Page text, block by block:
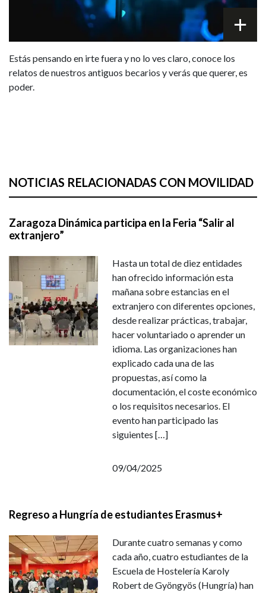
Estás pensando en irte fuera y no lo ves claro, conoce los
relatos de nuestros antiguos becarios y verás que querer, es
poder.
NOTICIAS RELACIONADAS CON MOVILIDAD
Zaragoza Dinámica participa en la Feria “Salir al
extranjero”
Hasta un total de diez entidades
han ofrecido información esta
mañana sobre estancias en el
extranjero con diferentes opciones,
desde realizar prácticas, trabajar,
hacer voluntariado o aprender un
idioma. Las organizaciones han
explicado cada una de las
propuestas, así como la
documentación, el coste económico
o los requisitos necesarios. El
evento han participado las
siguientes […]
09/04/2025
Regreso a Hungría de estudiantes Erasmus+
Durante cuatro semanas y como
cada año, cuatro estudiantes de la
Escuela de Hostelería Karoly
Robert de Gyöngyös (Hungría) han